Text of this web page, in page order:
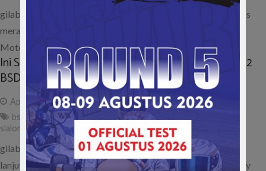
gilabalap.com – Rider Yamaha Movistar Jorge Lorenzo sukses
meraih podium perdananya di musim 2015 usai menjuarai
MotoGP Spanyol yang berlangsung…
Ini Soal Indonesia Night City Slalom (INCS) 2015 Seri 2
BSD
April 25, 2015
admin
bsd
,incs, indonesia night city slalom musim 2015
slalom++,soal
gilabalap.com – Seperti yang telah diberitakan sebelumnya,
lanjutan Seri 2 Kejuaraan Slalom bertajuk Indonesia Night City